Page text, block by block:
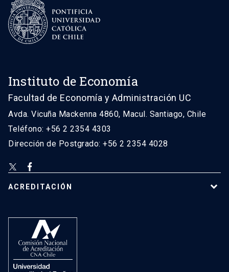
Instituto de Economía
Facultad de Economía y Administración UC
Avda. Vicuña Mackenna 4860, Macul. Santiago, Chile
Teléfono: +56 2 2354 4303
Dirección de Postgrado: +56 2 2354 4028
ACREDITACIÓN